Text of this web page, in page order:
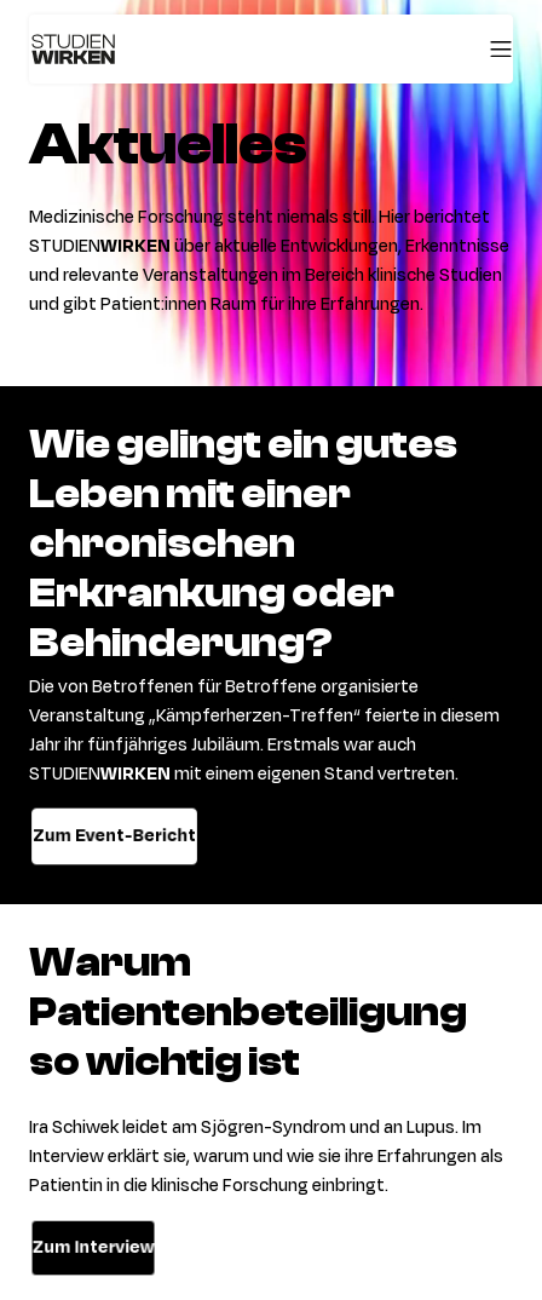
Aktuelles
Medizinische Forschung steht niemals still. Hier berichtet
STUDIENWIRKENüber aktuelle Entwicklungen, Erkenntnisse
und relevante Veranstaltungen im Bereich klinische Studien
und gibt Patient:innen Raum für ihre Erfahrungen.
Wiegelingteingutes
Lebenmiteiner
chronischen
Erkrankungoder
Behinderung?
Die von Betroffenen für Betroffene organisierte
Veranstaltung „Kämpferherzen-Treffen“ feierte in diesem
Jahr ihr fünfjähriges Jubiläum. Erstmals war auch
STUDIENWIRKENmit einem eigenen Stand vertreten.
Zum Event-Bericht
Warum
Patientenbeteiligung
sowichtigist
Ira Schiwek leidet am Sjögren-Syndrom und an Lupus. Im
Interview erklärt sie, warum und wie sie ihre Erfahrungen als
Patientin in die klinische Forschung einbringt.
Zum Interview